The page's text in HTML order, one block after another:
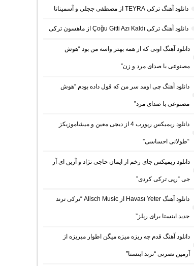
دانلود آهنگ ترکی TEYRA از مصطفی ججلی و آسمیناتا
دانلود آهنگ ترکی Çoğu Gitti Azı Kaldı از ماهسون ترکی
دانلود آهنگ اونی که از همه بهتر واسه من بود “هوش
مصنوعی با صدای مرد و زن”
دانلود آهنگ چی اومد سر من که قول داده بودم “هوش
مصنوعی با صدای مرد”
دانلود ریمیکس ریورب 4 از دیجی معین و میشاموزیکز
“طولانی احساسی”
دانلود ریمیکس جای زخم از ایمان حاجی نژاد و آرین ای آر
جی “رپی ترکی کردی”
دانلود آهنگ Havası Yeter از Alisch Music “ترکی ترند
جدید اینستا برای ریلز”
دانلود آهنگ ﻗﺪم ﭼﻪ رﻳﺰه ﻣﻴﺰه ﻣﻴﮕﻦ اﻃﻮار ﻣﻴﺮﻳﺰه از
آرمین نصرتی “ترند اینستا”